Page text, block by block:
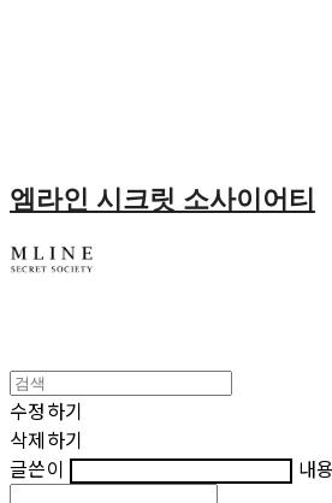
엠라인 시크릿 소사이어티
수정하기
삭제하기
글쓴이
내용